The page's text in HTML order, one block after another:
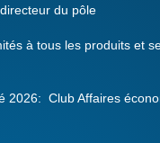
du pôle
à tous les produits et
2026: Club Affaires